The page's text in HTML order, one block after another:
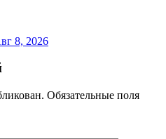
8, 2026
Обязательные поля